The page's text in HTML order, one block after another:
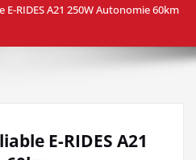
E-RIDES A21 250W Autonomie 60km
E-RIDES A21